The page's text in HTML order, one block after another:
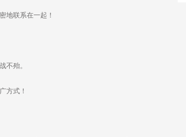
地联系在一起！
不殆。
方式！